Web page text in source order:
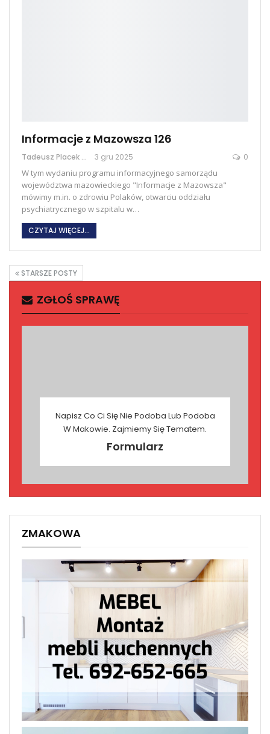
Informacje z Mazowsza 126
Tadeusz Placek 3 gru 2025 0
W tym wydaniu programu informacyjnego samorządu
województwa mazowieckiego "Informacje z Mazowsza"
mówimy m.in. o zdrowiu Polaków, otwarciu oddziału
psychiatrycznego w szpitalu w…
CZYTAJ WIĘCEJ...
STARSZE POSTY
ZGŁOŚ SPRAWĘ
Napisz Co Ci Się Nie Podoba Lub Podoba
W Makowie. Zajmiemy Się Tematem.
Formularz
ZMAKOWA